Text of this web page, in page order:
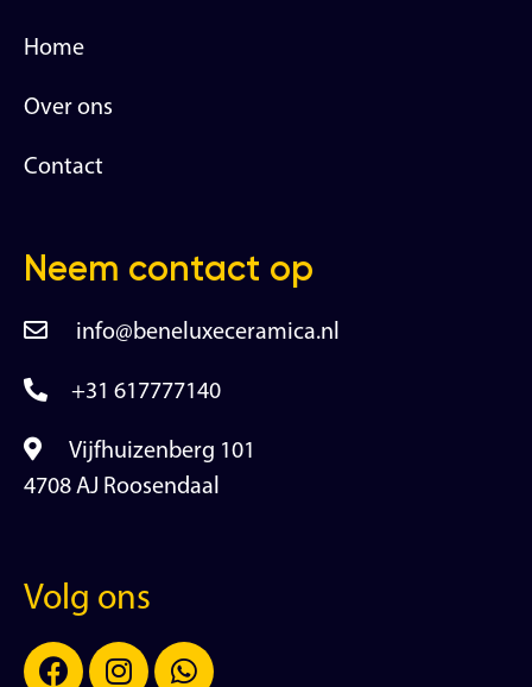
Home
Over ons
Contact
Neem contact op
info@beneluxeceramica.nl
+31 617777140
Vijfhuizenberg 101
4708 AJ Roosendaal
Volg ons